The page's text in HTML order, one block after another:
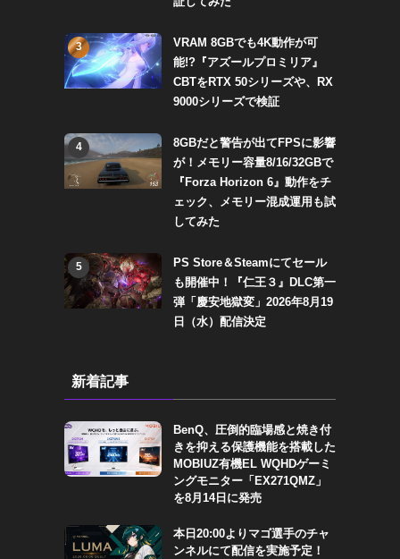
3
VRAM 8GBでも4K動作が可
能!?『アズールプロミリア』
CBTをRTX 50シリーズや、RX
9000シリーズで検証
4
8GBだと警告が出てFPSに影響
が！メモリー容量8/16/32GBで
『Forza Horizon 6』動作をチ
ェック、メモリー混成運用も試
してみた
5
PS Store＆Steamにてセール
も開催中！『仁王３』DLC第一
弾「慶安地獄変」2026年8月19
日（水）配信決定
新着記事
BenQ、圧倒的臨場感と焼き付
きを抑える保護機能を搭載した
MOBIUZ有機EL WQHDゲーミ
ングモニター「EX271QMZ」
を8月14日に発売
本日20:00よりマゴ選手のチャ
ンネルにて配信を実施予定！